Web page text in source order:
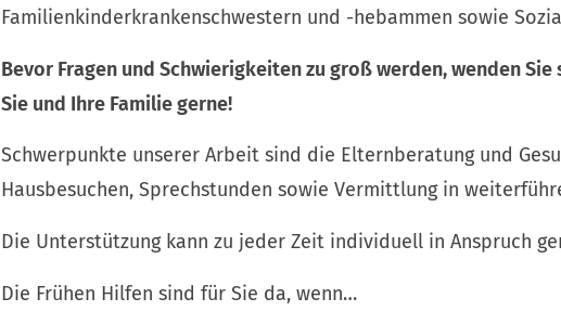
Familienkinderkrankenschwestern und -hebammen sowie
Bevor Fragen und Schwierigkeiten zu groß werden, wenden
Sie und Ihre Familie gerne!
Schwerpunkte unserer Arbeit sind die Elternberatung und
Hausbesuchen, Sprechstunden sowie Vermittlung in
Die Unterstützung kann zu jeder Zeit individuell in Anspruch
Die Frühen Hilfen sind für Sie da, wenn…